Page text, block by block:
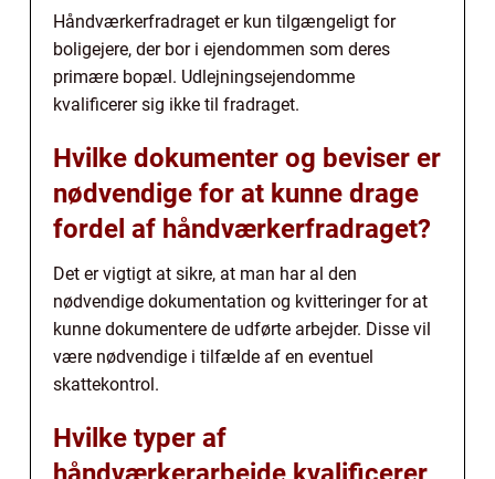
Håndværkerfradraget er kun tilgængeligt for
boligejere, der bor i ejendommen som deres
primære bopæl. Udlejningsejendomme
kvalificerer sig ikke til fradraget.
Hvilke dokumenter og beviser er
nødvendige for at kunne drage
fordel af håndværkerfradraget?
Det er vigtigt at sikre, at man har al den
nødvendige dokumentation og kvitteringer for at
kunne dokumentere de udførte arbejder. Disse vil
være nødvendige i tilfælde af en eventuel
skattekontrol.
Hvilke typer af